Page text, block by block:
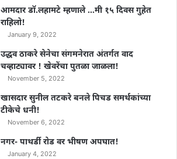
आमदार डॉ.लहामटे म्हणाले …मी १५ दिवस गुहेत
राहिलो!
January 9, 2022
उद्धव ठाकरे सेनेचा संगमनेरात अंतर्गत वाद
चव्हाट्यावर ! खेवरेंचा पुतळा जाळला!
November 5, 2022
खासदार सुनील तटकरे बनले पिचड समर्थकांच्या
टीकेचे धनी!
November 6, 2022
नगर- पाथर्डी रोड वर भीषण अपघात!
January 4, 2022